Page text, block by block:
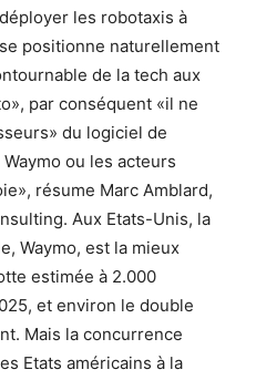
les robotaxis à
positionne naturellement
de la tech aux
par conséquent «il ne
du logiciel de
ou les acteurs
résume Marc Amblard,
Aux Etats-Unis, la
Waymo, est la mieux
estimée à 2.000
et environ le double
Mais la concurrence
Etats américains à la